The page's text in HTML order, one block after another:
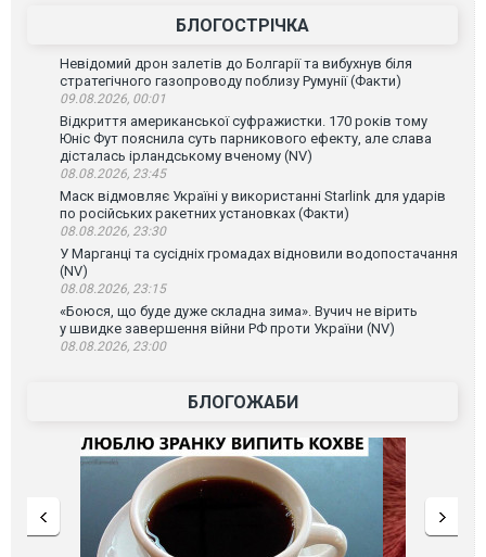
БЛОГОСТРІЧКА
Невідомий дрон залетів до Болгарії та вибухнув біля
стратегічного газопроводу поблизу Румунії (Факти)
09.08.2026, 00:01
Відкриття американської суфражистки. 170 років тому
Юніс Фут пояснила суть парникового ефекту, але слава
дісталась ірландському вченому (NV)
08.08.2026, 23:45
Маск відмовляє Україні у використанні Starlink для ударів
по російських ракетних установках (Факти)
08.08.2026, 23:30
У Марганці та сусідніх громадах відновили водопостачання
(NV)
08.08.2026, 23:15
«Боюся, що буде дуже складна зима». Вучич не вірить
у швидке завершення війни РФ проти України (NV)
08.08.2026, 23:00
БЛОГОЖАБИ